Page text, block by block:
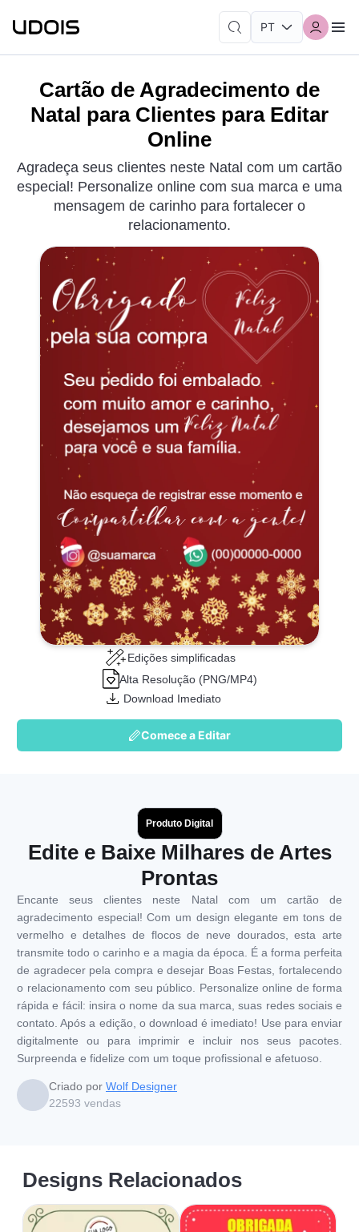
Cartão de Agradecimento de
Natal para Clientes para Editar
Online
Agradeça seus clientes neste Natal com um cartão
especial! Personalize online com sua marca e uma
mensagem de carinho para fortalecer o
relacionamento.
Edições simplificadas
Alta Resolução (PNG/MP4)
Download Imediato
Comece a Editar
Produto Digital
Edite e Baixe Milhares de Artes
Prontas
Encante seus clientes neste Natal com um cartão de
agradecimento especial! Com um design elegante em tons de
vermelho e detalhes de flocos de neve dourados, esta arte
transmite todo o carinho e a magia da época. É a forma perfeita
de agradecer pela compra e desejar Boas Festas, fortalecendo
o relacionamento com seu público. Personalize online de forma
rápida e fácil: insira o nome da sua marca, suas redes sociais e
contato. Após a edição, o download é imediato! Use para enviar
digitalmente ou para imprimir e incluir nos seus pacotes.
Surpreenda e fidelize com um toque profissional e afetuoso.
Criado por Wolf Designer
22593 vendas
Designs Relacionados